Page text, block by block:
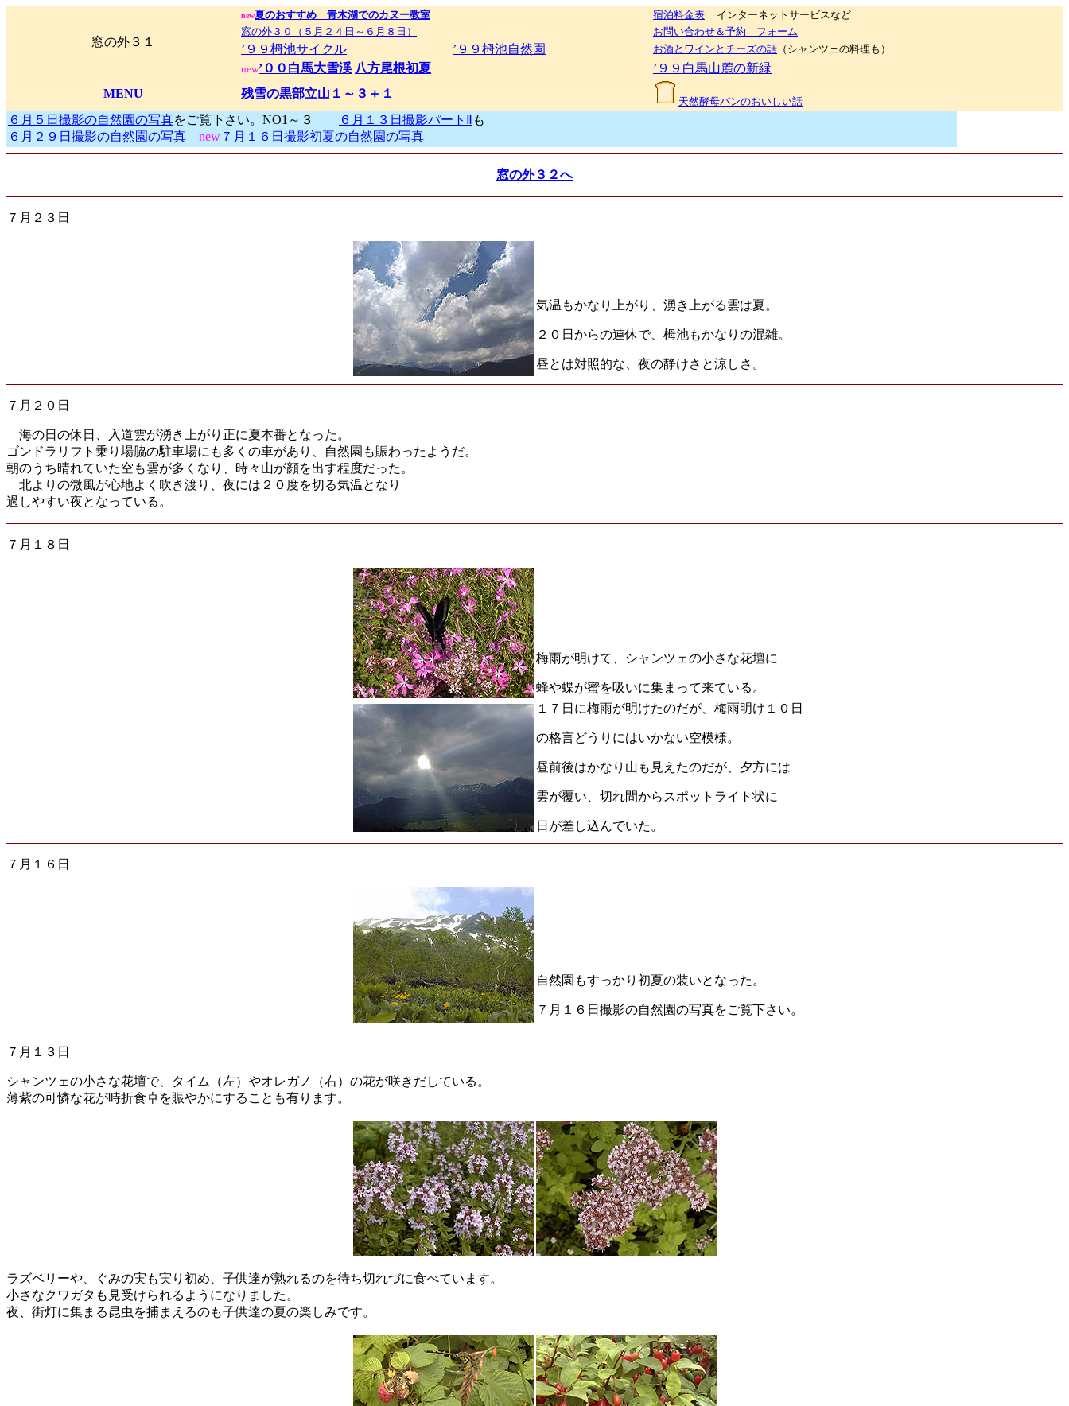
窓の外３１
new夏のおすすめ 青木湖でのカヌー教室 宿泊料金表 インターネットサービスなど
窓の外３０（５月２４日～６月８日）
お問い合わせ＆予約 フォーム
’９９栂池サイクル ’９９栂池自然園 お酒とワインとチーズの話 （シャンツェの料理も）
new’００白馬大雪渓 八方尾根初夏
’９９白馬山麓の新緑
MENU
残雪の黒部立山１～３ ＋１
天然酵母パンのおいしい話
６月５日撮影の自然園の写真をご覧下さい。NO1～３ ６月１３日撮影パートⅡ
も
６月２９日撮影の自然園の写真
new ７月１６日撮影初夏の自然園の写真
窓の外３２へ
７月２３日
気温もかなり上がり、湧き上がる雲は夏。
２０日からの連休で、栂池もかなりの混雑。
昼とは対照的な、夜の静けさと涼しさ。
７月２０日
海の日の休日、入道雲が湧き上がり正に夏本番となった。
ゴンドラリフト乗り場脇の駐車場にも多くの車があり、自然園も賑わったようだ。
朝のうち晴れていた空も雲が多くなり、時々山が顔を出す程度だった。
北よりの微風が心地よく吹き渡り、夜には２０度を切る気温となり
過しやすい夜となっている。
７月１８日
梅雨が明けて、シャンツェの小さな花壇に
蜂や蝶が蜜を吸いに集まって来ている。
１７日に梅雨が明けたのだが、梅雨明け１０日
の格言どうりにはいかない空模様。
昼前後はかなり山も見えたのだが、夕方には
雲が覆い、切れ間からスポットライト状に
日が差し込んでいた。
７月１６日
自然園もすっかり初夏の装いとなった。
７月１６日撮影の自然園の写真をご覧下さい。
７月１３日
シャンツェの小さな花壇で、タイム（左）やオレガノ（右）の花が咲きだしている。
薄紫の可憐な花が時折食卓を賑やかにすることも有ります。
ラズベリーや、ぐみの実も実り初め、子供達が熟れるのを待ち切れづに食べています。
小さなクワガタも見受けられるようになりました。
夜、街灯に集まる昆虫を捕まえるのも子供達の夏の楽しみです。